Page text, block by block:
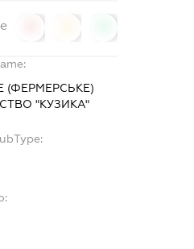
(ФЕРМЕРСЬКЕ)
"КУЗИКА"